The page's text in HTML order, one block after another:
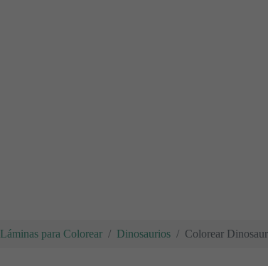
Láminas para Colorear Dinosaurios Colorear